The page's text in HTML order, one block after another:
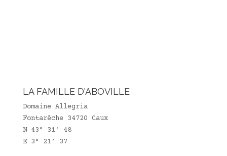
LA FAMILLE D'ABOVILLE
Domaine Allegria
Fontarêche 34720 Caux
N 43° 31′ 48
E 3° 21′ 37